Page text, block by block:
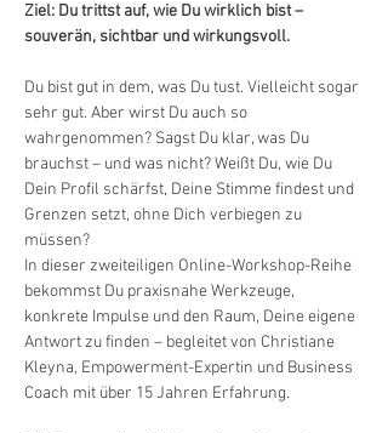
Ziel: Du trittst auf, wie Du wirklich bist –
souverän, sichtbar und wirkungsvoll.
Du bist gut in dem, was Du tust. Vielleicht sogar
sehr gut. Aber wirst Du auch so
wahrgenommen? Sagst Du klar, was Du
brauchst – und was nicht? Weißt Du, wie Du
Dein Profil schärfst, Deine Stimme findest und
Grenzen setzt, ohne Dich verbiegen zu
müssen?
In dieser zweiteiligen Online-Workshop-Reihe
bekommst Du praxisnahe Werkzeuge,
konkrete Impulse und den Raum, Deine eigene
Antwort zu finden – begleitet von Christiane
Kleyna, Empowerment-Expertin und Business
Coach mit über 15 Jahren Erfahrung.